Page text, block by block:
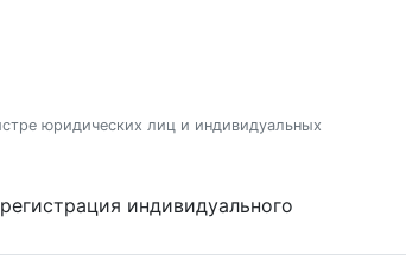
юридических лиц и индивидуальных
индивидуального